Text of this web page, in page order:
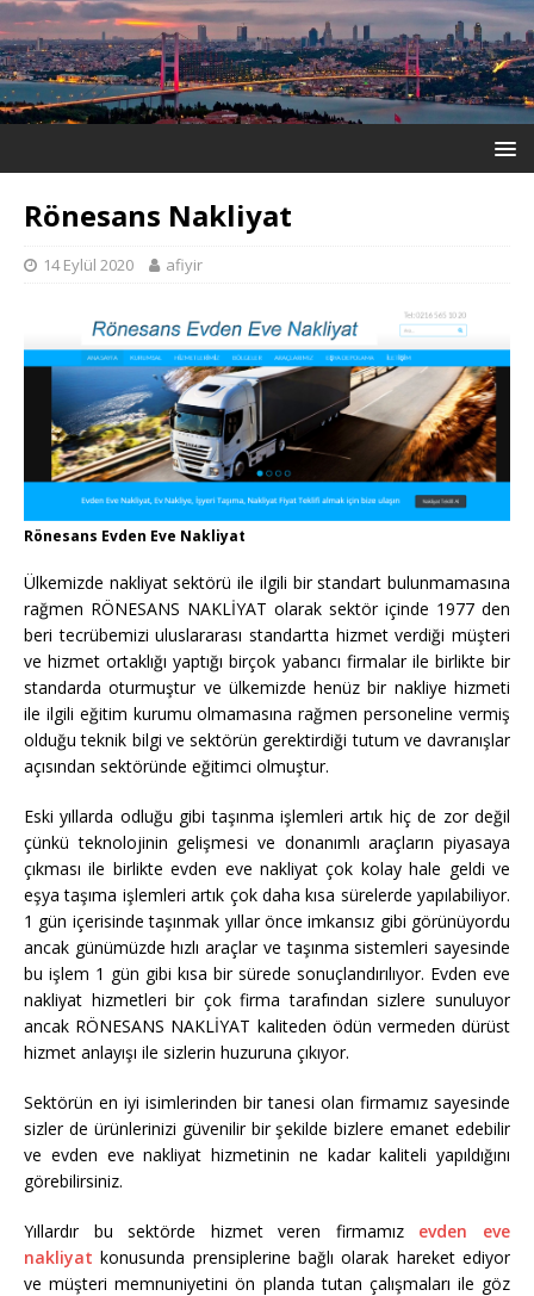
Rönesans Nakliyat
14 Eylül 2020 afiyir
Rönesans Evden Eve Nakliyat
Ülkemizde nakliyat sektörü ile ilgili bir standart bulunmamasına
rağmen RÖNESANS NAKLİYAT olarak sektör içinde 1977 den
beri tecrübemizi uluslararası standartta hizmet verdiği müşteri
ve hizmet ortaklığı yaptığı birçok yabancı firmalar ile birlikte bir
standarda oturmuştur ve ülkemizde henüz bir nakliye hizmeti
ile ilgili eğitim kurumu olmamasına rağmen personeline vermiş
olduğu teknik bilgi ve sektörün gerektirdiği tutum ve davranışlar
açısından sektöründe eğitimci olmuştur.
Eski yıllarda odluğu gibi taşınma işlemleri artık hiç de zor değil
çünkü teknolojinin gelişmesi ve donanımlı araçların piyasaya
çıkması ile birlikte evden eve nakliyat çok kolay hale geldi ve
eşya taşıma işlemleri artık çok daha kısa sürelerde yapılabiliyor.
1 gün içerisinde taşınmak yıllar önce imkansız gibi görünüyordu
ancak günümüzde hızlı araçlar ve taşınma sistemleri sayesinde
bu işlem 1 gün gibi kısa bir sürede sonuçlandırılıyor. Evden eve
nakliyat hizmetleri bir çok firma tarafından sizlere sunuluyor
ancak RÖNESANS NAKLİYAT kaliteden ödün vermeden dürüst
hizmet anlayışı ile sizlerin huzuruna çıkıyor.
Sektörün en iyi isimlerinden bir tanesi olan firmamız sayesinde
sizler de ürünlerinizi güvenilir bir şekilde bizlere emanet edebilir
ve evden eve nakliyat hizmetinin ne kadar kaliteli yapıldığını
görebilirsiniz.
Yıllardır bu sektörde hizmet veren firmamız evden eve
nakliyat konusunda prensiplerine bağlı olarak hareket ediyor
ve müşteri memnuniyetini ön planda tutan çalışmaları ile göz